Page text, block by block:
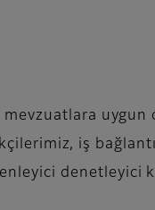
mevzuatlara uygun
iş
denetleyici